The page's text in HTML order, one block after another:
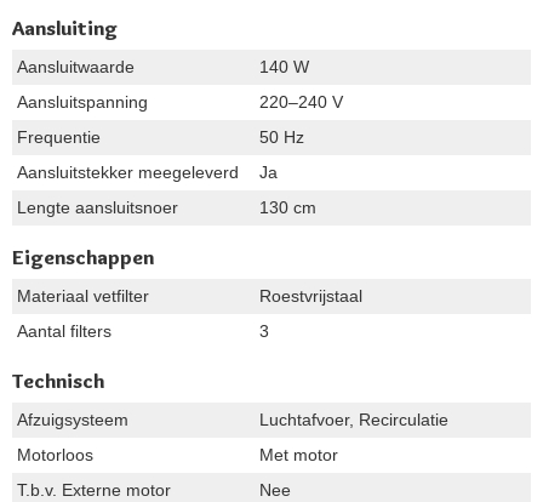
Aansluiting
Aansluitwaarde
140 W
Aansluitspanning
220–240 V
Frequentie
50 Hz
Aansluitstekker meegeleverd
Ja
Lengte aansluitsnoer
130 cm
Eigenschappen
Materiaal vetfilter
Roestvrijstaal
Aantal filters
3
Technisch
Afzuigsysteem
Luchtafvoer, Recirculatie
Motorloos
Met motor
T.b.v. Externe motor
Nee